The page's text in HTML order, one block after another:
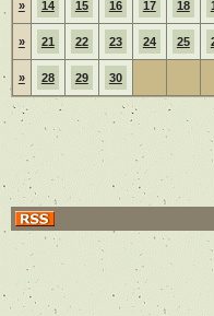
» 14 15 16 17 18
» 21 22 23 24 25
» 28 29 30